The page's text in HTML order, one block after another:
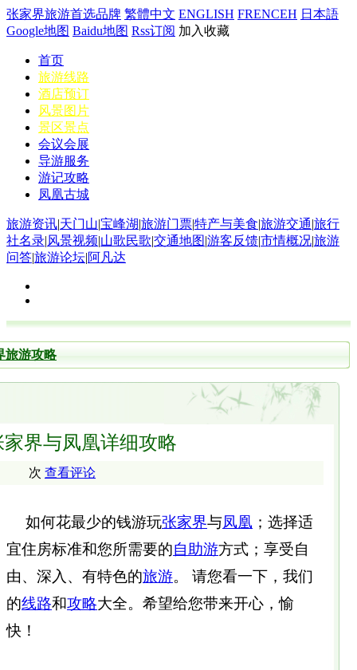
张家界旅游首选品牌 繁體中文 ENGLISH FRENCEH 日本語
Google地图 Baidu地图 Rss订阅 加入收藏
首页
旅游线路
酒店预订
风景图片
景区景点
会议会展
导游服务
游记攻略
凤凰古城
旅游资讯|天门山|宝峰湖|旅游门票|特产与美食|旅游交通|旅行
社名录|风景视频|山歌民歌|交通地图|游客反馈|市情概况|旅游
问答|旅游论坛|阿凡达
旅游攻略
界与凤凰详细攻略
次 查看评论
如何花最少的钱游玩张家界与凤凰 ；选择适
宜住房标准和您所需要的自助游方式；享受自
由、深入、有特色的旅游。 请您看一下，我们
的线路和攻略大全。希望给您带来开心，愉
快！